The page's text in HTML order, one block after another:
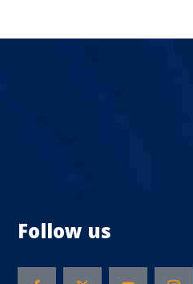
Follow us